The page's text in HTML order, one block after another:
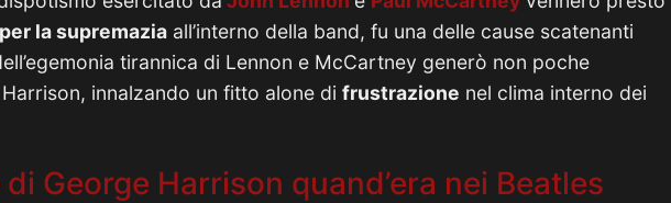
la supremazia all’interno della band, fu una delle cause scatenanti
tirannica di Lennon e McCartney generò non poche
innalzando un fitto alone di frustrazione nel clima interno dei
George Harrison quand’era nei Beatles